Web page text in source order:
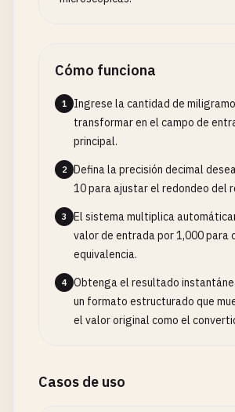
Cómo funciona
1
Ingrese la cantidad de
transformar en el campo de
principal.
2
Defina la precisión decimal
10 para ajustar el redondeo del
3
El sistema multiplica
valor de entrada por 1,000 para
equivalencia.
4
Obtenga el resultado
un formato estructurado que
el valor original como el
Casos de uso